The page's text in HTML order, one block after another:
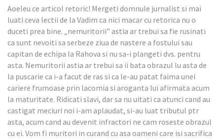
Aoeleu ce articol retoric! Mergeti domnule jurnalist si mai
luati ceva lectii de la Vadim ca nici macar cu retorica nu o
duceti prea bine. „nemuritorii” astia ar trebui sa fie rusinati
ca sunt nevoiti sa serbeze ziua de nastere a fostului sau
capitan de echipa la Rahova si nu sa-i plangeti dvs. pentru
asta. Nemuritorii astia ar trebui sa ii bata obrazul lu asta de
la puscarie ca i-a facut de ras si ca le-au patat faima unei
cariere frumoase prin lacomia si aroganta lui afirmata acum
la maturitate. Ridicati slavi, dar sa nu uitati ca atunci cand au
castigat meciuri noi i-am aplaudat, si-au luat tributul ptr
asta, acum cand au devenit infractori ne cam roseste obrazul
cu ei. Vom fi muritori in curand cu asa oameni care isi sacrifica